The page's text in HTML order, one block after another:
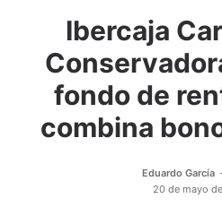
Ibercaja
fondo de
combina
Eduardo García
20 de mayo